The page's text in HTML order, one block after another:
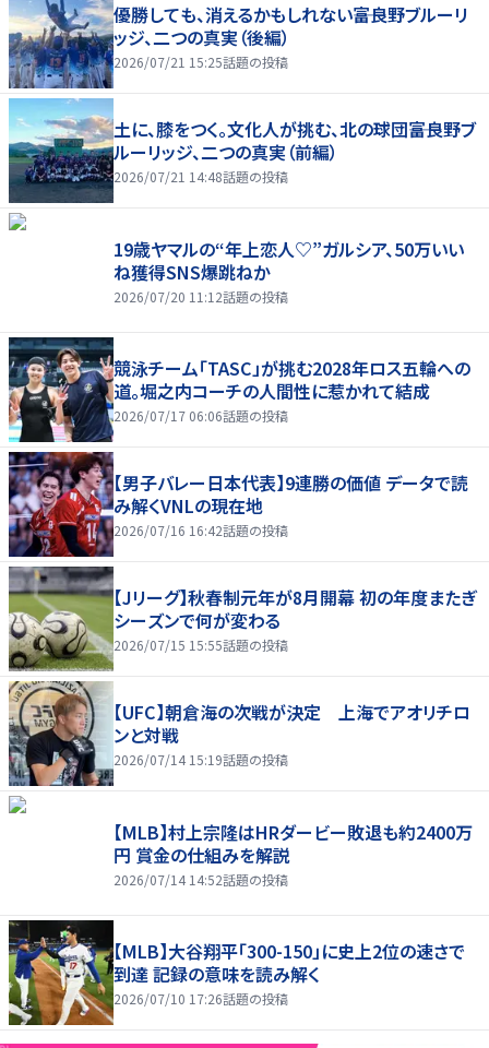
優勝しても、消えるかもしれない――富良野ブルーリ
ッジ、二つの真実（後編）
2026/07/21 15:25話題の投稿
土に、膝をつく。文化人が挑む、北の球団――富良野ブ
ルーリッジ、二つの真実（前編）
2026/07/21 14:48話題の投稿
19歳ヤマルの“年上恋人♡”ガルシア、50万いい
ね獲得SNS爆跳ねか
2026/07/20 11:12話題の投稿
競泳チーム「TASC」が挑む2028年ロス五輪への
道。堀之内コーチの人間性に惹かれて結成
2026/07/17 06:06話題の投稿
【男子バレー日本代表】9連勝の価値 データで読
み解くVNLの現在地
2026/07/16 16:42話題の投稿
【Jリーグ】秋春制元年が8月開幕 初の年度またぎ
シーズンで何が変わる
2026/07/15 15:55話題の投稿
【UFC】朝倉海の次戦が決定 上海でアオリチロ
ンと対戦
2026/07/14 15:19話題の投稿
【MLB】村上宗隆はHRダービー敗退も約2400万
円 賞金の仕組みを解説
2026/07/14 14:52話題の投稿
【MLB】大谷翔平「300-150」に史上2位の速さで
到達 記録の意味を読み解く
2026/07/10 17:26話題の投稿